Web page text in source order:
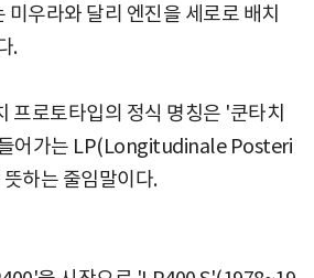
우라와 달리 엔진을 세로로 배치
.
프로토타입의 정식 명칭은 '쿤타치
어가는 LP(Longitudinale Posteri
하는 줄임말이다.